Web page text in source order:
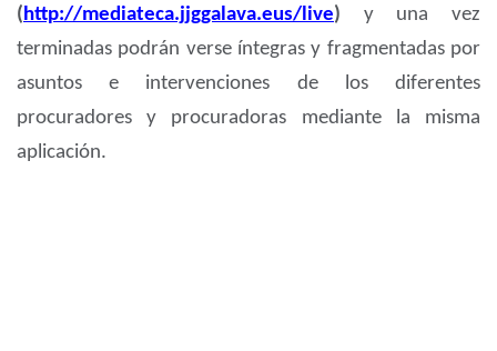
(http://mediateca.jjggalava.eus/live) y una vez
terminadas podrán verse íntegras y fragmentadas por
asuntos e intervenciones de los diferentes
procuradores y procuradoras mediante la misma
aplicación.